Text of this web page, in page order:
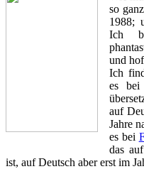
so
1988;
Ich
und
Ich
es bei
auf
Jahre
es bei
das
ist, auf Deutsch aber erst im